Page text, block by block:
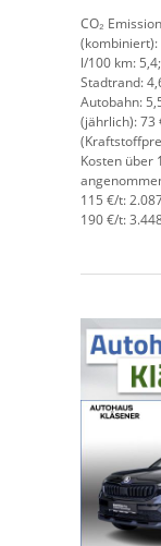
CO₂
(kombiniert):
l/100 km: 5,4;
Stadtrand:
Autobahn:
(jährlich):73
Kosten über
115 €/t:
190 €/t: